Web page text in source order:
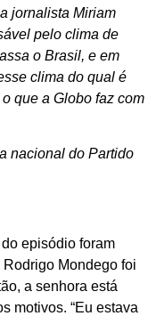
jornalista Miriam
pelo clima de
o Brasil, e em
clima do qual é
que a Globo faz com
nacional do Partido
episódio foram
Mondego foi
a senhora está
motivos. “Eu estava